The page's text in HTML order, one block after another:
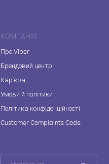
КОМПАНІЯ
Про Viber
Брендовий центр
Кар'єра
Умови й політики
Політика конфіденційності
Customer Complaints Code